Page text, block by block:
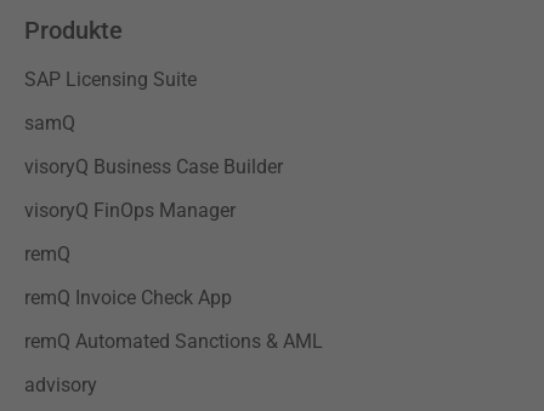
Produkte
SAP Licensing Suite
samQ
visoryQ Business Case Builder
visoryQ FinOps Manager
remQ
remQ Invoice Check App
remQ Automated Sanctions & AML
advisory